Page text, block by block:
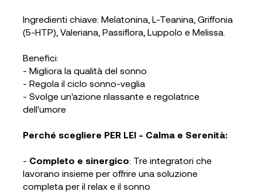
Ingredienti chiave: Melatonina, L-Teanina, Griffonia
(5-HTP), Valeriana, Passiflora, Luppolo e Melissa.
Benefici:
- Migliora la qualità del sonno
- Regola il ciclo sonno-veglia
- Svolge un'azione rilassante e regolatrice
dell'umore
Perché scegliere PER LEI - Calma e Serenità:
- Completo e sinergico: Tre integratori che
lavorano insieme per offrire una soluzione
completa per il relax e il sonno